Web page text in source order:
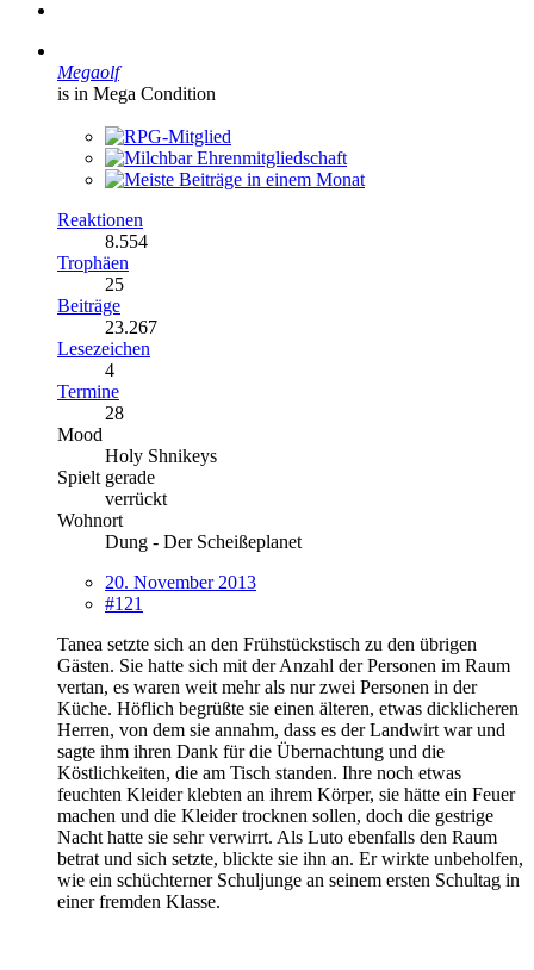
Megaolf
is in Mega Condition
Reaktionen
8.554
Trophäen
25
Beiträge
23.267
Lesezeichen
4
Termine
28
Mood
Holy Shnikeys
Spielt gerade
verrückt
Wohnort
Dung - Der Scheißeplanet
20. November 2013
#121
Tanea setzte sich an den Frühstückstisch zu den übrigen
Gästen. Sie hatte sich mit der Anzahl der Personen im Raum
vertan, es waren weit mehr als nur zwei Personen in der
Küche. Höflich begrüßte sie einen älteren, etwas dicklicheren
Herren, von dem sie annahm, dass es der Landwirt war und
sagte ihm ihren Dank für die Übernachtung und die
Köstlichkeiten, die am Tisch standen. Ihre noch etwas
feuchten Kleider klebten an ihrem Körper, sie hätte ein Feuer
machen und die Kleider trocknen sollen, doch die gestrige
Nacht hatte sie sehr verwirrt. Als Luto ebenfalls den Raum
betrat und sich setzte, blickte sie ihn an. Er wirkte unbeholfen,
wie ein schüchterner Schuljunge an seinem ersten Schultag in
einer fremden Klasse.